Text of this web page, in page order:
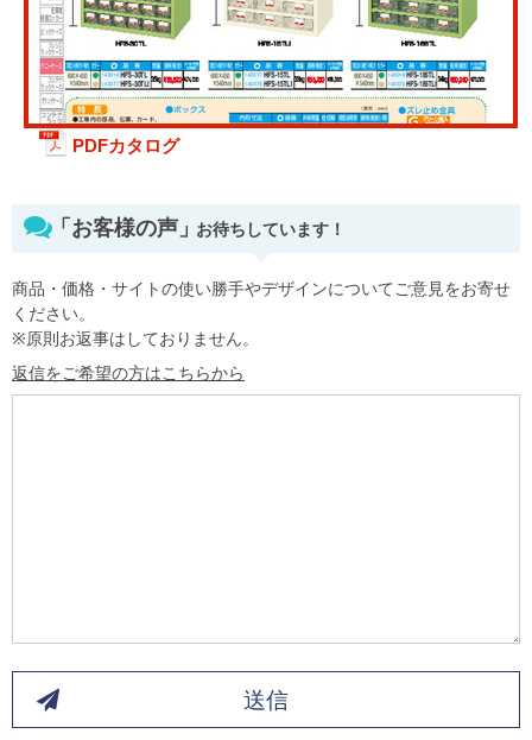
PDFカタログ
「お客様の声」お待ちしています！
商品・価格・サイトの使い勝手やデザインについてご意見をお寄せ
ください。
※原則お返事はしておりません。
返信をご希望の方はこちらから
送信